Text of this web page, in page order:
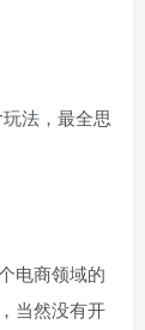
电商领域的
当然没有开